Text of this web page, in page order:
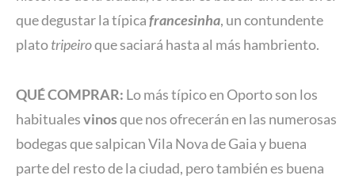
que degustar la típicafrancesinha, un contundente
platotripeiroque saciará hasta al más hambriento.
QUÉ COMPRAR: Lo más típico en Oporto son los
habitualesvinosque nos ofrecerán en las numerosas
bodegas que salpican Vila Nova de Gaia y buena
parte del resto de la ciudad, pero también es buena